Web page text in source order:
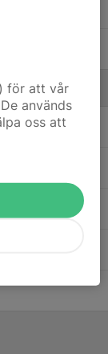
för att vår
används
oss att